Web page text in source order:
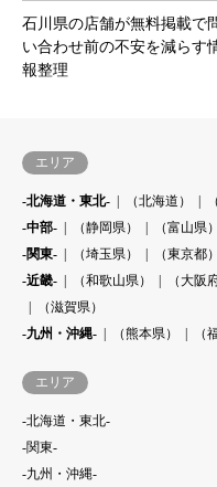
石川県の店舗が無料掲載で
い合わせ前の不安を減らす
報整理
エリア
-北海道・東北- （北海道）
-中部-
（静岡県） （富山県）
-関東-
（埼玉県） （東京都）
-近畿-
（和歌山県） （大阪
（滋賀県）
-九州・沖縄-
（熊本県） （
エリア
-北海道・東北-
-関東-
-九州・沖縄-